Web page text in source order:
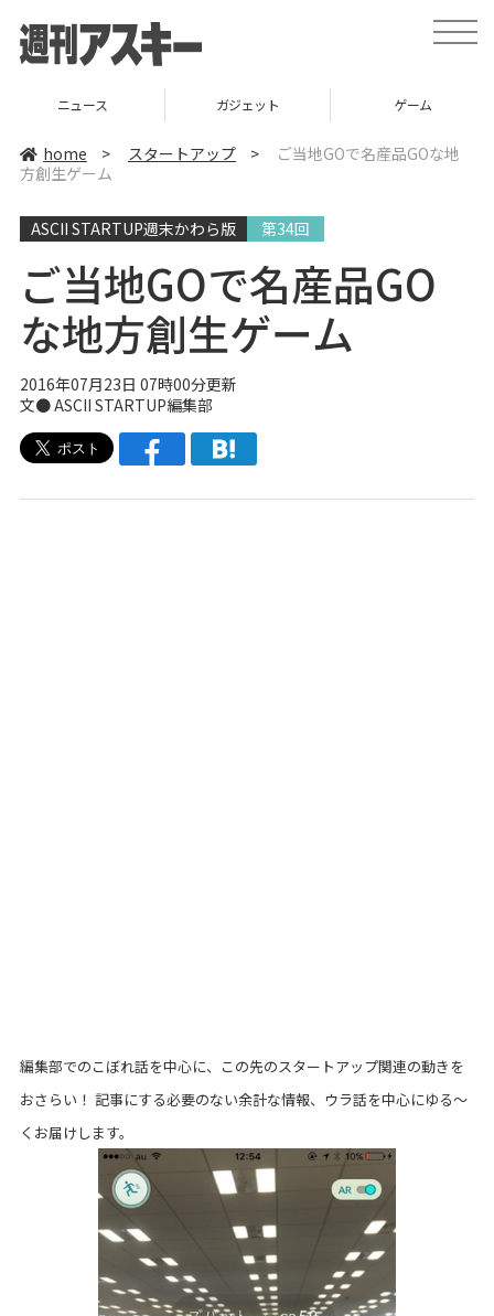
t
o
a
v
ニュース ガジェット ゲーム
home > スタートアップ >
ご当地GOで名産品GOな地
方創生ゲーム
ASCII STARTUP週末かわら版 第34回
ご当地GOで名産品GO
な地方創生ゲーム
2016年07月23日 07時00分更新
文● ASCII STARTUP編集部
編集部でのこぼれ話を中心に、この先のスタートアップ関連の動きを
おさらい！ 記事にする必要のない余計な情報、ウラ話を中心にゆる～
くお届けします。